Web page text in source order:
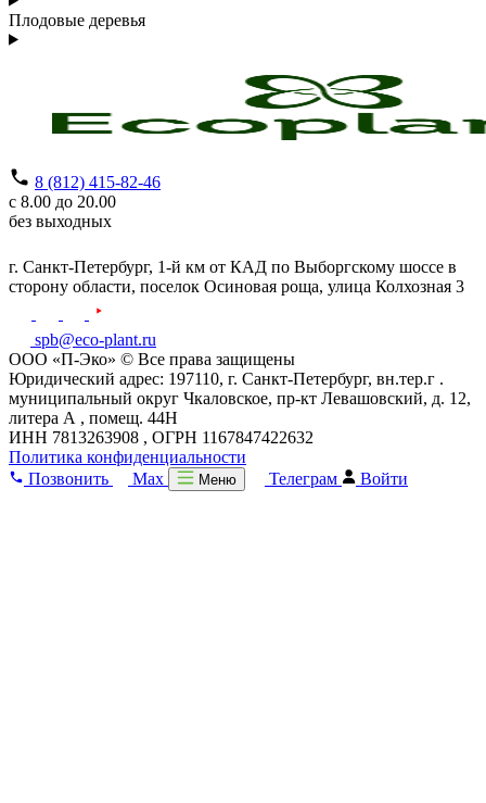
Плодовые деревья
8 (812) 415-82-46
с 8.00 до 20.00
без выходных
г. Санкт-Петербург, 1-й км от КАД по Выборгскому шоссе в
сторону области, поселок Осиновая роща, улица Колхозная 3
spb@eco-plant.ru
ООО «П-Эко» © Все права защищены
Юридический адрес: 197110, г. Санкт-Петербург, вн.тер.г .
муниципальный округ Чкаловское, пр-кт Левашовский, д. 12,
литера А , помещ. 44Н
ИНН 7813263908 , ОГРН 1167847422632
Политика конфиденциальности
Позвонить
Max Меню Телеграм Войти